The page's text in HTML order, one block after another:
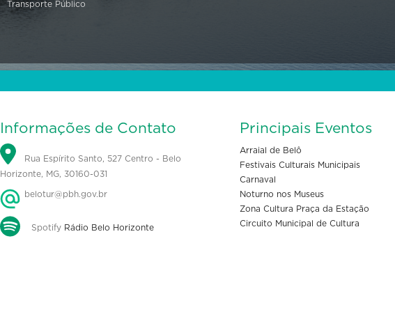
Transporte Público
Informações de Contato
Rua Espírito Santo, 527 Centro - Belo
Horizonte, MG, 30160-031
belotur@pbh.gov.br
Spotify Rádio Belo Horizonte
Principais Eventos
Arraial de Belô
Festivais Culturais Municipais
Carnaval
Noturno nos Museus
Zona Cultura Praça da Estação
Circuito Municipal de Cultura